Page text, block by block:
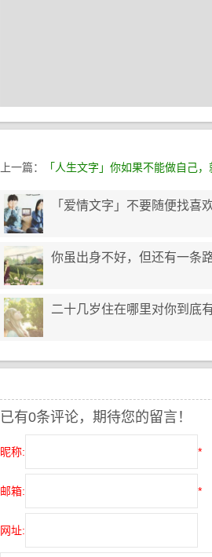
上一篇： 「人生文字」你如果不能做自己，
「爱情文字」不要随便找喜
你虽出身不好，但还有一条
二十几岁住在哪里对你到底
已有0条评论，期待您的留言！
昵称: *
邮箱: *
网址: